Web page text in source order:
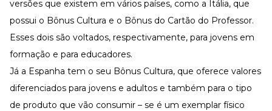
versões que existem em vários países, como a Itália, que
possui o Bônus Cultura e o Bônus do Cartão do Professor.
Esses dois são voltados, respectivamente, para jovens em
formação e para educadores.
Já a Espanha tem o seu Bônus Cultura, que oferece valores
diferenciados para jovens e adultos e também para o tipo
de produto que vão consumir – se é um exemplar físico